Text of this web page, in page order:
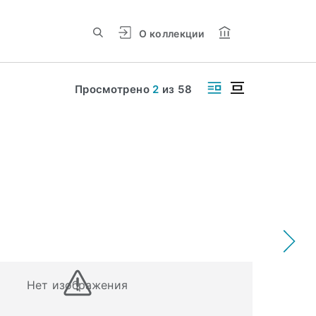
О коллекции
Просмотрено 2 из 58
Нет изображения